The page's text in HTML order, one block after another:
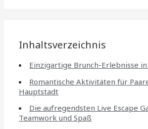
Inhaltsverzeichnis
Einzigartige Brunch-Erlebnisse
Romantische Aktivitäten für
Hauptstadt
Die aufregendsten Live Escape
Teamwork und Spaß